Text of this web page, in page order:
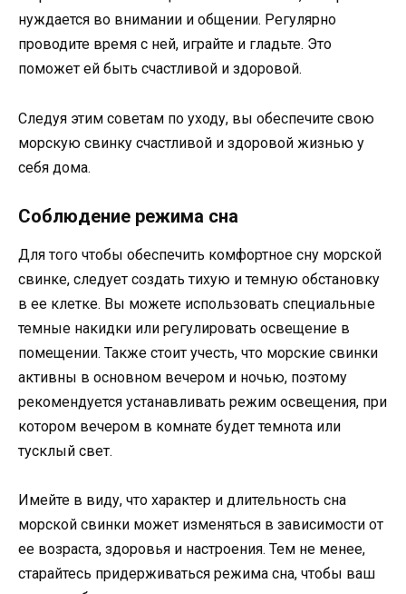
нуждается во внимании и общении. Регулярно
проводите время с ней, играйте и гладьте. Это
поможет ей быть счастливой и здоровой.
Следуя этим советам по уходу, вы обеспечите свою
морскую свинку счастливой и здоровой жизнью у
себя дома.
Соблюдение режима сна
Для того чтобы обеспечить комфортное сну морской
свинке, следует создать тихую и темную обстановку
в ее клетке. Вы можете использовать специальные
темные накидки или регулировать освещение в
помещении. Также стоит учесть, что морские свинки
активны в основном вечером и ночью, поэтому
рекомендуется устанавливать режим освещения, при
котором вечером в комнате будет темнота или
тусклый свет.
Имейте в виду, что характер и длительность сна
морской свинки может изменяться в зависимости от
ее возраста, здоровья и настроения. Тем не менее,
старайтесь придерживаться режима сна, чтобы ваш